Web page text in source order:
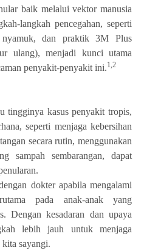
baik melalui vektor manusia
langkah pencegahan, seperti
nyamuk, dan praktik 3M Plus
ulang), menjadi kunci utama
penyakit-penyakit ini.1,2
tingginya kasus penyakit tropis,
seperti menjaga kebersihan
secara rutin, menggunakan
sampah sembarangan, dapat
dokter apabila mengalami
pada anak-anak yang
Dengan kesadaran dan upaya
lebih jauh untuk menjaga
sayangi.